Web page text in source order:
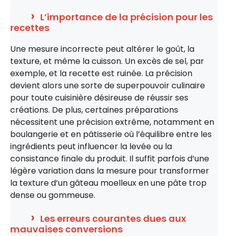
L’importance de la précision pour les
recettes
Une mesure incorrecte peut altérer le goût, la
texture, et même la cuisson. Un excès de sel, par
exemple, et la recette est ruinée. La précision
devient alors une sorte de superpouvoir culinaire
pour toute cuisinière désireuse de réussir ses
créations. De plus, certaines préparations
nécessitent une précision extrême, notamment en
boulangerie et en pâtisserie où l’équilibre entre les
ingrédients peut influencer la levée ou la
consistance finale du produit. Il suffit parfois d’une
légère variation dans la mesure pour transformer
la texture d’un gâteau moelleux en une pâte trop
dense ou gommeuse.
Les erreurs courantes dues aux
mauvaises conversions